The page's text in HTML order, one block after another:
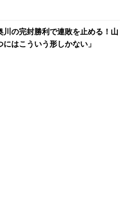
川の完封勝利で連敗を止める！山
はこういう形しかない」